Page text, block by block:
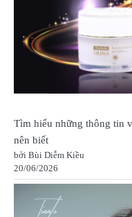
Tìm hiểu những thông tin
nên biết
bởi Bùi Diễm Kiều
20/06/2026